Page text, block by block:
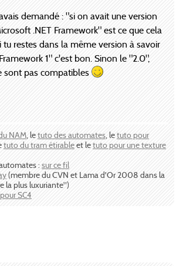
demandé : "si on avait une version
.NET Framework" est ce que cela
tu restes dans la même version à savoir
1" c'est bon. Sinon le "2.0",
sont pas compatibles
NAM, letuto des automates, letuto pour
tuto du tram étirableet letuto pour une texture
: sur ce fil
(membre du CVN et Lama d'Or 2008 dans la
la plus luxuriante")
SC4